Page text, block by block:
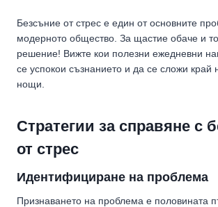
Безсъние от стрес е един от основните
модерното общество. За щастие обаче и
решение! Вижте кои полезни ежедневни
се успокои съзнанието и да се сложи край
нощи.
Стратегии за справяне с
от стрес
Идентифициране на проблема
Признаването на проблема е половината